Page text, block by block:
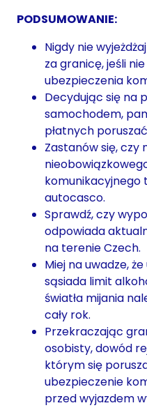
PODSUMOWANIE:
Nigdy nie
za granicę, jeśli
ubezpieczenia
Decydując się na
samochodem,
płatnych
Zastanów się,
komunikacyjnego
autocasco.
Sprawdź, czy
odpowiada
na terenie Czech.
Miej na uwadze,
sąsiada limit
światła mijania
cały rok.
Przekraczając
osobisty, dowód
którym się
ubezpieczenie
przed wyjazdem